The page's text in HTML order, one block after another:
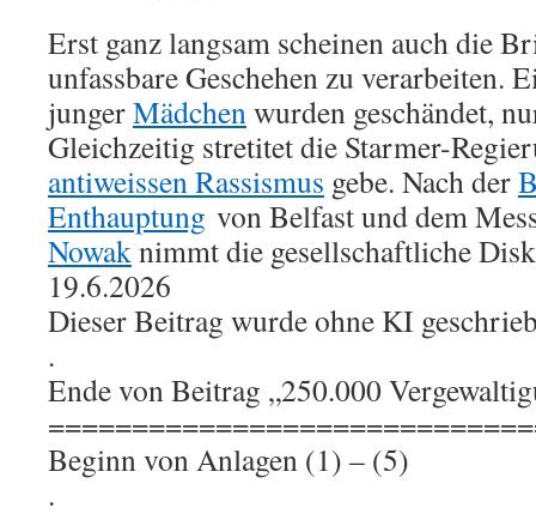
Erst ganz langsam scheinen auch die
unfassbare Geschehen zu verarbeiten.
jungerMädchenwurden geschändet,
Gleichzeitig stretitet die Starmer-
antiweissen Rassismus gebe. Nach der
Enthauptung von Belfast und dem
Nowaknimmt die gesellschaftliche
19.6.2026
Dieser Beitrag wurde ohne KI
.
Ende von Beitrag „250.000
Beginn von Anlagen (1) – (5)
.